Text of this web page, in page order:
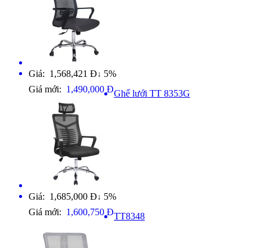
Giá: 1,568,421 Đ ↓ 5%
Giá mới: 1,490,000 ĐGhế lưới TT 8353G
Giá: 1,685,000 Đ ↓ 5%
Giá mới: 1,600,750 ĐTT8348